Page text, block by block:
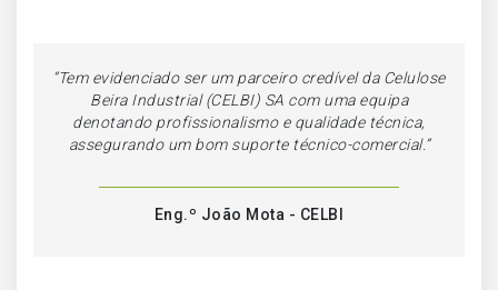
“Tem evidenciado ser um parceiro credível da Celulose
Beira Industrial (CELBI) SA com uma equipa
denotando profissionalismo e qualidade técnica,
assegurando um bom suporte técnico-comercial.”
Eng.º João Mota - CELBI